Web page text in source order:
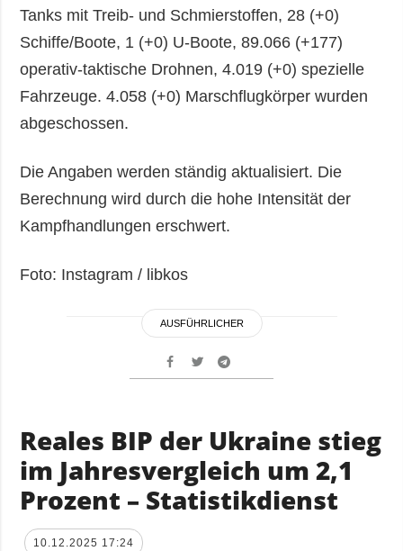
Tanks mit Treib- und Schmierstoffen, 28 (+0)
Schiffe/Boote, 1 (+0) U-Boote, 89.066 (+177)
operativ-taktische Drohnen, 4.019 (+0) spezielle
Fahrzeuge. 4.058 (+0) Marschflugkörper wurden
abgeschossen.
Die Angaben werden ständig aktualisiert. Die
Berechnung wird durch die hohe Intensität der
Kampfhandlungen erschwert.
Foto: Instagram / libkos
AUSFÜHRLICHER
Reales BIP der Ukraine stieg
im Jahresvergleich um 2,1
Prozent – Statistikdienst
10.12.2025 17:24